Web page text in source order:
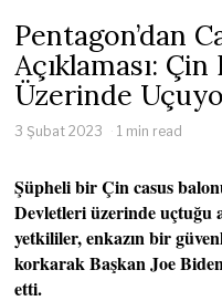
Pentagon’dan
Açıklaması:
Üzerinde
3 Şubat 2023 1 min read
Şüpheli bir Çin casus
Devletleri üzerinde uçtuğu
yetkililer, enkazın bir
korkarak Başkan Joe
etti.